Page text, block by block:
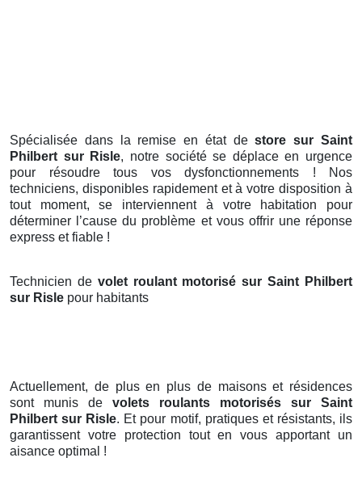
Spécialisée dans la remise en état destore sur Saint
Philbert sur Risle, notre société se déplace en urgence
pour résoudre tous vos dysfonctionnements ! Nos
techniciens, disponibles rapidement et à votre disposition à
tout moment, se interviennent à votre habitation pour
déterminer l’cause du problème et vous offrir une réponse
express et fiable !
Technicien de volet roulant motorisé sur Saint Philbert
sur Risle pour habitants
Actuellement, de plus en plus de maisons et résidences
sont munis de volets roulants motorisés
sur Saint
Philbert sur Risle. Et pour motif, pratiques et résistants, ils
garantissent votre protection tout en vous apportant un
aisance optimal !